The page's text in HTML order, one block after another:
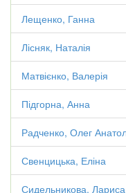
Лещенко, Ганна
Лісняк, Наталія
Матвієнко, Валерія
Підгорна, Анна
Радченко, Олег
Свенцицька, Еліна
Сидельникова, Лариса